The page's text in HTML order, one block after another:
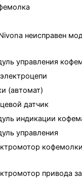
неисправен
управления
(автомат)
датчик
индикации
управления
привода